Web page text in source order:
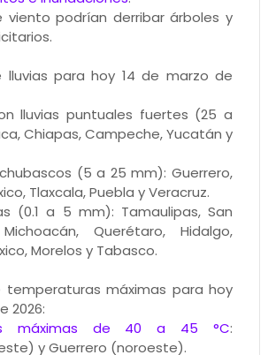
viento podrían derribar árboles y
lluvias para hoy 14 de marzo de
lluvias puntuales fuertes (25 a
Chiapas, Campeche, Yucatán y
(5 a 25 mm): Guerrero,
Tlaxcala, Puebla y Veracruz.
(0.1 a 5 mm): Tamaulipas, San
Querétaro, Hidalgo,
Morelos y Tabasco.
temperaturas máximas para hoy
2026:
máximas de 40 a 45 °C:
y Guerrero (noroeste).